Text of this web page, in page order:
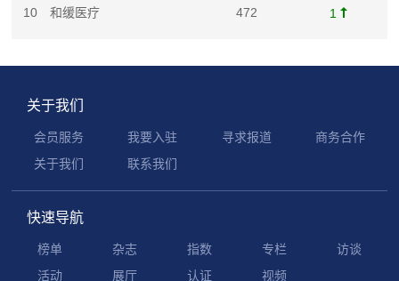
10 和缓医疗 472 1 
关于我们
会员服务 我要入驻 寻求报道
商务合作
关于我们
联系我们
快速导航
榜单 杂志 指数 专栏
访谈
活动
展厅 认证 视频